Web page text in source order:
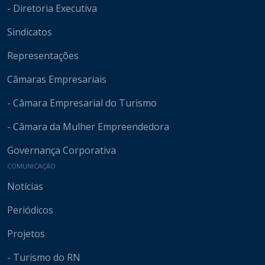
- Diretoria Executiva
Sindicatos
Representações
Câmaras Empresariais
- Câmara Empresarial do Turismo
- Câmara da Mulher Empreendedora
Governança Corporativa
COMUNICAÇÃO
Notícias
Periódicos
Projetos
- Turismo do RN